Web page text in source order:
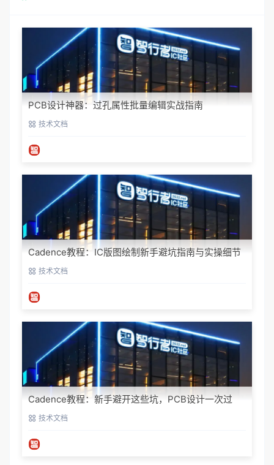
PCB设计神器：过孔属性批量编辑实战指南
技术文档
Cadence教程：IC版图绘制新手避坑指南与实操细节
技术文档
Cadence教程：新手避开这些坑，PCB设计一次过
技术文档